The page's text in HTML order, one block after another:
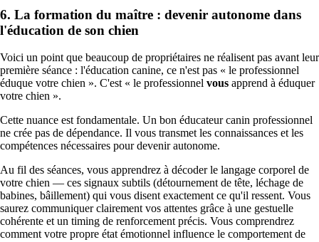
6. La formation du maître : devenir autonome dans
l'éducation de son chien
Voici un point que beaucoup de propriétaires ne réalisent pas avant leur
première séance : l'éducation canine, ce n'est pas « le professionnel
éduque votre chien ». C'est « le professionnel vous apprend à éduquer
votre chien ».
Cette nuance est fondamentale. Un bon éducateur canin professionnel
ne crée pas de dépendance. Il vous transmet les connaissances et les
compétences nécessaires pour devenir autonome.
Au fil des séances, vous apprendrez à décoder le langage corporel de
votre chien — ces signaux subtils (détournement de tête, léchage de
babines, bâillement) qui vous disent exactement ce qu'il ressent. Vous
saurez communiquer clairement vos attentes grâce à une gestuelle
cohérente et un timing de renforcement précis. Vous comprendrez
comment votre propre état émotionnel influence le comportement de